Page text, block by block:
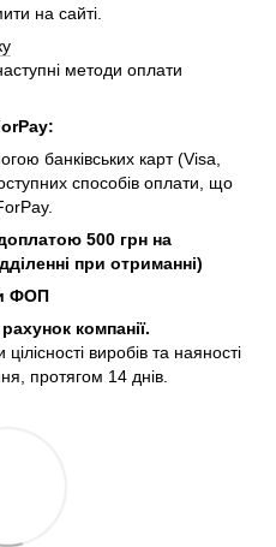
на сайті.
методи оплати
банківських карт (Visa,
способів оплати, що
500 грн на
при отриманні)
ФОП
компанії.
виробів та наяності
протягом 14 днів.